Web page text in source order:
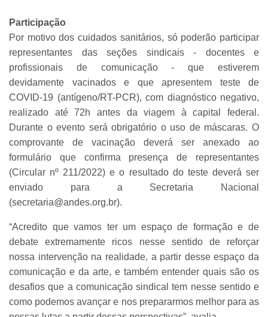
Participação
Por motivo dos cuidados sanitários, só poderão participar
representantes das seções sindicais - docentes e
profissionais de comunicação - que estiverem
devidamente vacinados e que apresentem teste de
COVID-19 (antígeno/RT-PCR), com diagnóstico negativo,
realizado até 72h antes da viagem à capital federal.
Durante o evento será obrigatório o uso de máscaras. O
comprovante de vacinação deverá ser anexado ao
formulário que confirma presença de representantes
(Circular nº 211/2022) e o resultado do teste deverá ser
enviado para a Secretaria Nacional
(secretaria@andes.org.br).
“Acredito que vamos ter um espaço de formação e de
debate extremamente ricos nesse sentido de reforçar
nossa intervenção na realidade, a partir desse espaço da
comunicação e da arte, e também entender quais são os
desafios que a comunicação sindical tem nesse sentido e
como podemos avançar e nos prepararmos melhor para as